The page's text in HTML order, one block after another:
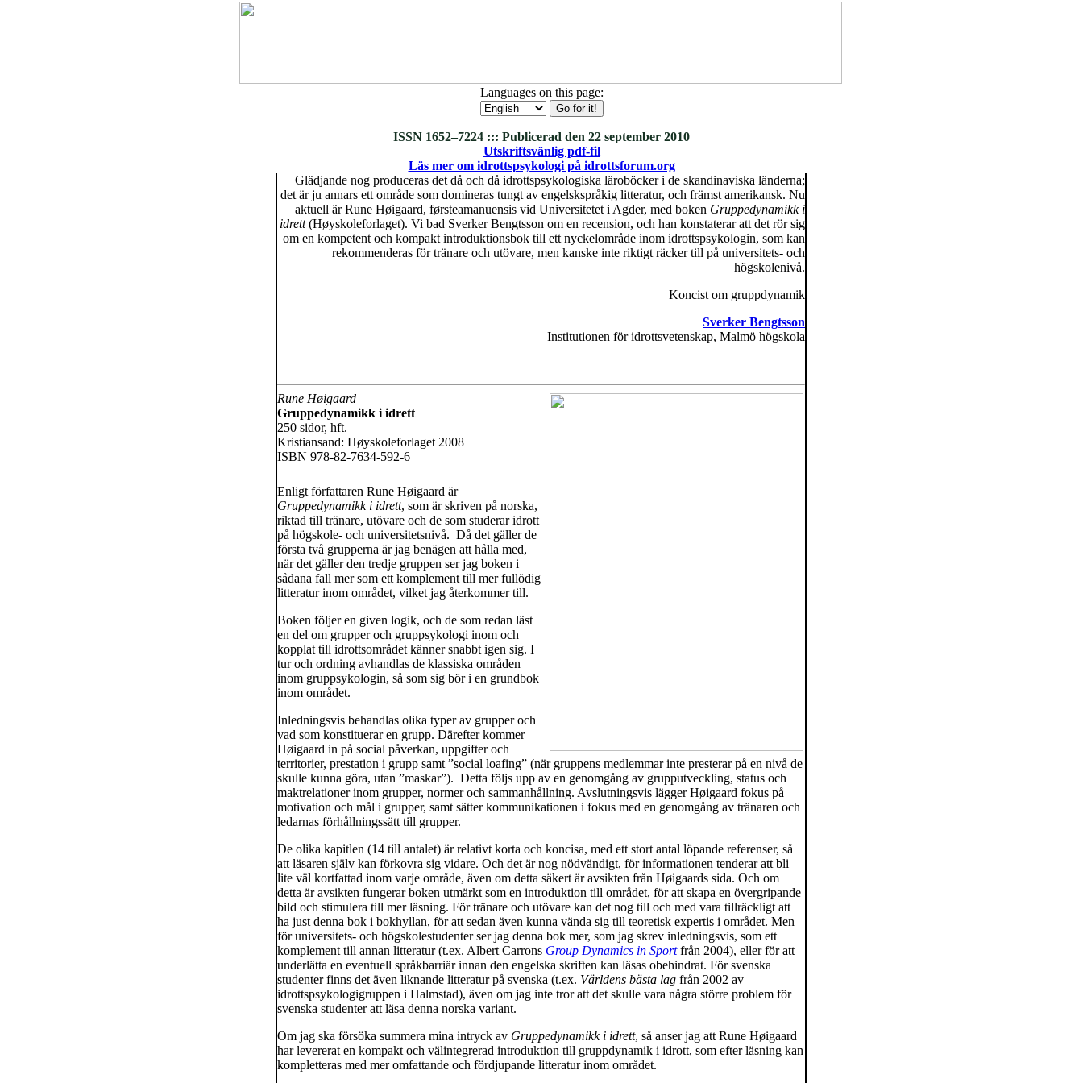
Languages on this page:
ISSN 1652–7224 ::: Publicerad den 22 september 2010
Utskriftsvänlig pdf-fil
Läs mer om idrottspsykologi på idrottsforum.org
Glädjande nog produceras det då och då idrottspsykologiska läroböcker i de skandinaviska länderna;
det är ju annars ett område som domineras tungt av engelskspråkig litteratur, och främst amerikansk. Nu
aktuell är Rune Høigaard, førsteamanuensis vid Universitetet i Agder, med boken Gruppedynamikk i
idrett(Høyskoleforlaget). Vi bad Sverker Bengtsson om en recension, och han konstaterar att det rör sig
om en kompetent och kompakt introduktionsbok till ett nyckelområde inom idrottspsykologin, som kan
rekommenderas för tränare och utövare, men kanske inte riktigt räcker till på universitets- och
högskolenivå.
Koncist om gruppdynamik
Sverker Bengtsson
Institutionen för idrottsvetenskap, Malmö högskola
Rune Høigaard
Gruppedynamikk i idrett
250 sidor, hft.
Kristiansand: Høyskoleforlaget 2008
ISBN 978-82-7634-592-6
Enligt författaren Rune Høigaard är
Gruppedynamikk i idrett, som är skriven på norska,
riktad till tränare, utövare och de som studerar idrott
på högskole- och universitetsnivå. Då det gäller de
första två grupperna är jag benägen att hålla med,
när det gäller den tredje gruppen ser jag boken i
sådana fall mer som ett komplement till mer fullödig
litteratur inom området, vilket jag återkommer till.
Boken följer en given logik, och de som redan läst
en del om grupper och gruppsykologi inom och
kopplat till idrottsområdet känner snabbt igen sig. I
tur och ordning avhandlas de klassiska områden
inom gruppsykologin, så som sig bör i en grundbok
inom området.
Inledningsvis behandlas olika typer av grupper och
vad som konstituerar en grupp. Därefter kommer
Høigaard in på social påverkan, uppgifter och
territorier, prestation i grupp samt ”social loafing” (när gruppens medlemmar inte presterar på en nivå de
skulle kunna göra, utan ”maskar”). Detta följs upp av en genomgång av grupputveckling, status och
maktrelationer inom grupper, normer och sammanhållning. Avslutningsvis lägger Høigaard fokus på
motivation och mål i grupper, samt sätter kommunikationen i fokus med en genomgång av tränaren och
ledarnas förhållningssätt till grupper.
De olika kapitlen (14 till antalet) är relativt korta och koncisa, med ett stort antal löpande referenser, så
att läsaren själv kan förkovra sig vidare. Och det är nog nödvändigt, för informationen tenderar att bli
lite väl kortfattad inom varje område, även om detta säkert är avsikten från Høigaards sida. Och om
detta är avsikten fungerar boken utmärkt som en introduktion till området, för att skapa en övergripande
bild och stimulera till mer läsning. För tränare och utövare kan det nog till och med vara tillräckligt att
ha just denna bok i bokhyllan, för att sedan även kunna vända sig till teoretisk expertis i området. Men
för universitets- och högskolestudenter ser jag denna bok mer, som jag skrev inledningsvis, som ett
komplement till annan litteratur (t.ex. Albert Carrons Group Dynamics in Sport från 2004), eller för att
underlätta en eventuell språkbarriär innan den engelska skriften kan läsas obehindrat. För svenska
studenter finns det även liknande litteratur på svenska (t.ex. Världens bästa lag från 2002 av
idrottspsykologigruppen i Halmstad), även om jag inte tror att det skulle vara några större problem för
svenska studenter att läsa denna norska variant.
Om jag ska försöka summera mina intryck av Gruppedynamikk i idrett, så anser jag att Rune Høigaard
har levererat en kompakt och välintegrerad introduktion till gruppdynamik i idrott, som efter läsning kan
kompletteras med mer omfattande och fördjupande litteratur inom området.